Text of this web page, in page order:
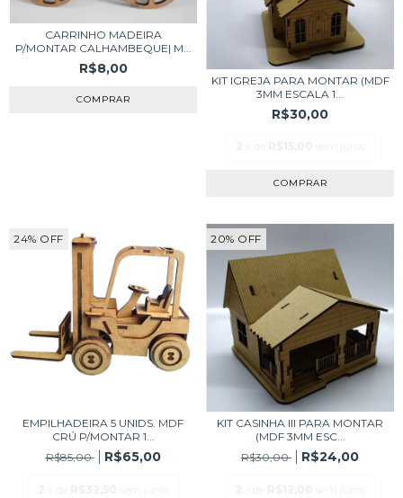
CARRINHO MADEIRA
P/MONTAR CALHAMBEQUE| M...
R$8,00
KIT IGREJA PARA MONTAR (MDF
3MM ESCALA 1...
R$30,00
24% OFF
EMPILHADEIRA 5 UNIDS. MDF
CRÚ P/MONTAR 1...
R$85,00
R$65,00
20% OFF
KIT CASINHA III PARA MONTAR
(MDF 3MM ESC...
R$30,00
R$24,00